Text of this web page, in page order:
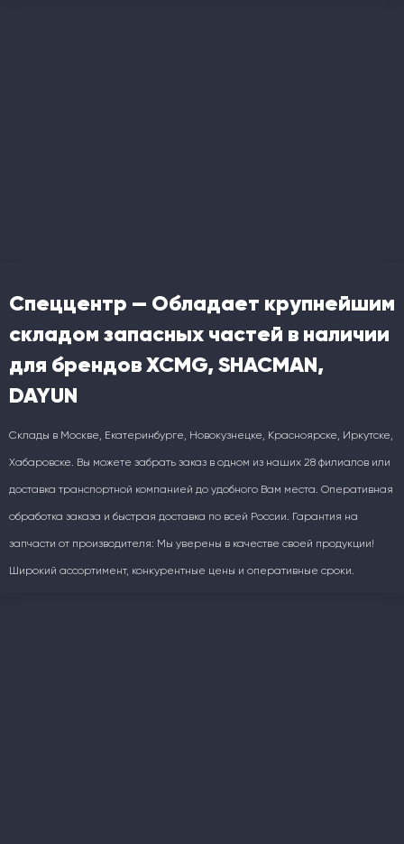
Спеццентр — Обладает крупнейшим
складом запасных частей в наличии
для брендов XCMG, SHACMAN,
DAYUN
Склады в Москве, Екатеринбурге, Новокузнецке, Красноярске, Иркутске,
Хабаровске. Вы можете забрать заказ в одном из наших 28 филиалов или
доставка транспортной компанией до удобного Вам места. Оперативная
обработка заказа и быстрая доставка по всей России. Гарантия на
запчасти от производителя: Мы уверены в качестве своей продукции!
Широкий ассортимент, конкурентные цены и оперативные сроки.